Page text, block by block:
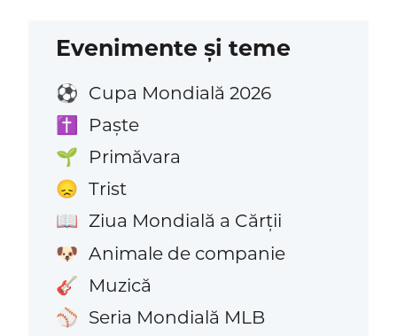
Evenimente și teme
⚽ Cupa Mondială 2026
✝️ Paște
🌱 Primăvara
😞 Trist
📖 Ziua Mondială a Cărții
🐶 Animale de companie
🎸 Muzică
⚾ Seria Mondială MLB